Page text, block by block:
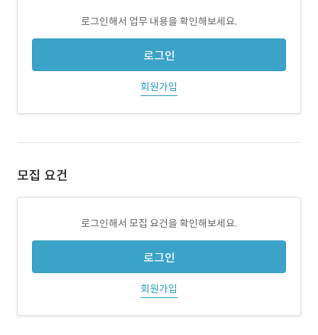
로그인해서 업무 내용을 확인해보세요.
로그인
회원가입
모집 요건
로그인해서 모집 요건을 확인해보세요.
로그인
회원가입